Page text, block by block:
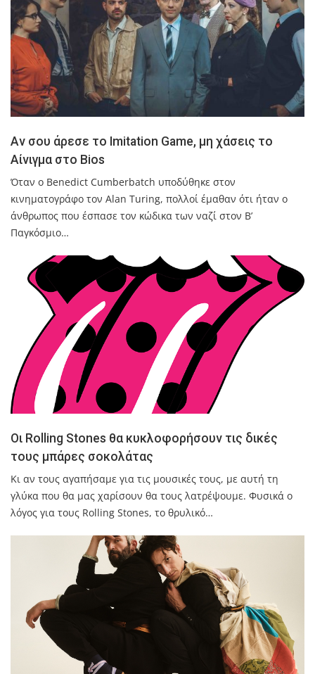
Αν σου άρεσε το Imitation Game, μη χάσεις το
Αίνιγμα στο Bios
Όταν ο Benedict Cumberbatch υποδύθηκε στον
κινηματογράφο τον Alan Turing, πολλοί έμαθαν ότι ήταν ο
άνθρωπος που έσπασε τον κώδικα των ναζί στον Β’
Παγκόσμιο…
Oι Rolling Stones θα κυκλοφορήσουν τις δικές
τους μπάρες σοκολάτας
Κι αν τους αγαπήσαμε για τις μουσικές τους, με αυτή τη
γλύκα που θα μας χαρίσουν θα τους λατρέψουμε. Φυσικά ο
λόγος για τους Rolling Stones, το θρυλικό…